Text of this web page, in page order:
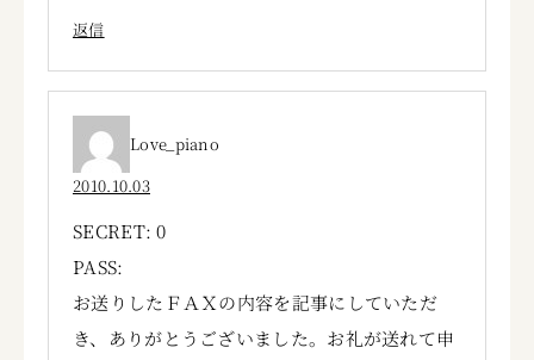
返信
Love_piano
2010.10.03
SECRET: 0
PASS:
お送りしたＦＡＸの内容を記事にしていただ
き、ありがとうございました。お礼が送れて申